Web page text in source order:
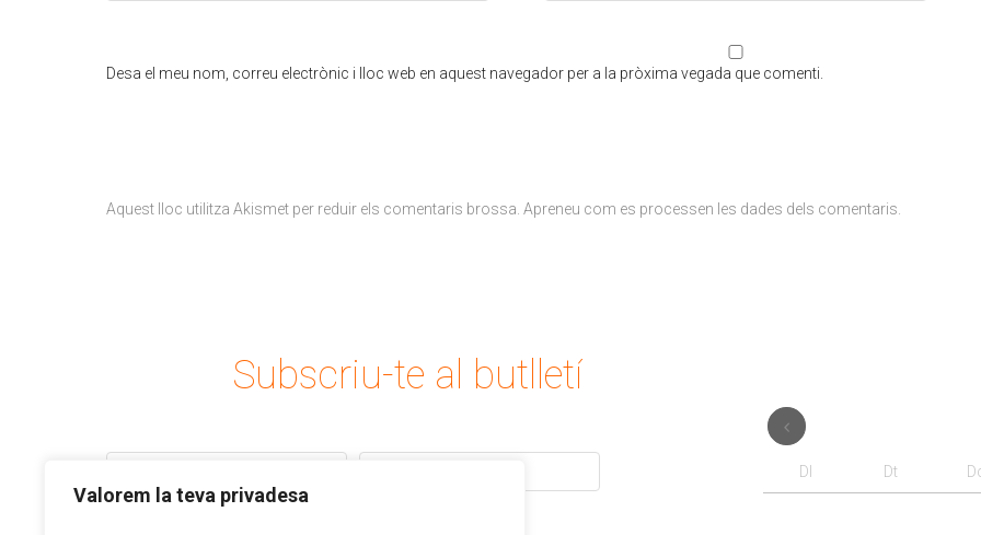
Valorem la teva privadesa
Desa el meu nom, correu electrònic i lloc web en aquest navegador per a la pròxima vegada que comenti.
Aquest lloc utilitza Akismet per reduir els comentaris brossa. Apreneu com es processen les dades dels comentaris
Subscriu-te al butlletí
Dl Dt